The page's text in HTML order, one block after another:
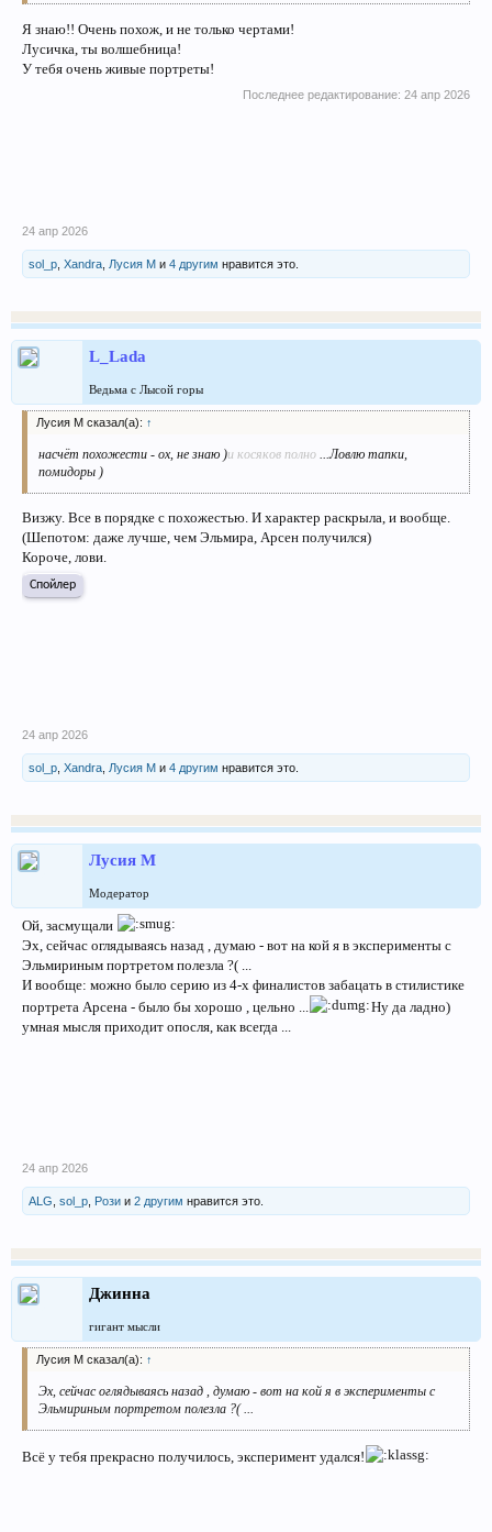
Я знаю!! Очень похож, и не только чертами!
Лусичка, ты волшебница!
У тебя очень живые портреты!
Последнее редактирование: 24 апр 2026
24 апр 2026
sol_p Xandra Лусия М и 4 другим нравится это.
L_Lada
Ведьма с Лысой горы
Лусия М сказал(а): ↑
насчёт похожести - ох, не знаю )и косяков полно ...Ловлю тапки,
помидоры )
Визжу. Все в порядке с похожестью. И характер раскрыла, и вообще.
(Шепотом: даже лучше, чем Эльмира, Арсен получился)
Короче, лови.
Спойлер
24 апр 2026
sol_p Xandra Лусия М и 4 другим нравится это.
Лусия М
Модератор
Ой, засмущали
Эх, сейчас оглядываясь назад , думаю - вот на кой я в эксперименты с
Эльмириным портретом полезла ?( ...
И вообще: можно было серию из 4-х финалистов забацать в стилистике
портрета Арсена - было бы хорошо , цельно ...
Ну да ладно)
умная мысля приходит опосля, как всегда ...
24 апр 2026
ALG sol_p Рози и 2 другим нравится это.
Джинна
гигант мысли
Лусия М сказал(а): ↑
Эх, сейчас оглядываясь назад , думаю - вот на кой я в эксперименты с
Эльмириным портретом полезла ?( ...
Всё у тебя прекрасно получилось, эксперимент удался!